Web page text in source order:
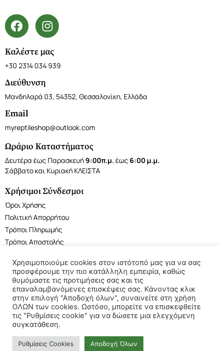
Καλέστε μας
+30 2314 034 939
Διεύθυνση
Μανδηλαρά 03, 54352, Θεσσαλονίκη, Ελλάδα
Email
myreptileshop@outlook.com
Ωράριο Καταστήματος
Δευτέρα έως Παρασκευή9:00π.μ. έως 6:00 μ.μ.
Σάββατο και Κυριακή ΚΛΕΙΣΤΑ
Χρήσιμοι Σύνδεσμοι
Όροι Χρήσης
Πολιτική Απορρήτου
Τρόποι Πληρωμής
Τρόποι Αποστολής
©2022 My Reptile Shop. All rights reserved.
Χρησιμοποιούμε cookies στον ιστότοπό μας για να σας
προσφέρουμε την πιο κατάλληλη εμπειρία, καθώς
θυμόμαστε τις προτιμήσεις σας και τις
επαναλαμβανόμενες επισκέψεις σας. Κάνοντας κλικ
στην επιλογή "Αποδοχή όλων", συναινείτε στη χρήση
ΟΛΩΝ των cookies. Ωστόσο, μπορείτε να επισκεφθείτε
τις "Ρυθμίσεις cookie" για να δώσετε μια ελεγχόμενη
συγκατάθεση.
Ρυθμίσεις Cookies Αποδοχή Όλων